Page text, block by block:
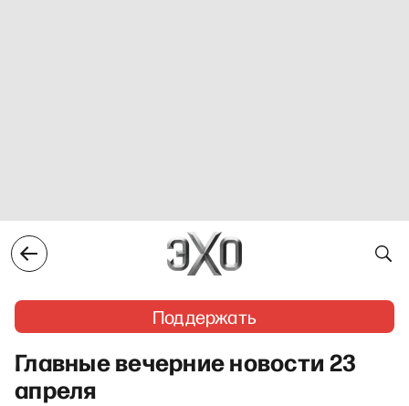
Поддержать
Главные вечерние новости 23
апреля